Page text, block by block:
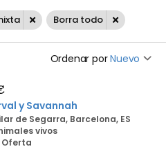
Borra todo
Ordenar porNuevo
y Savannah
de Segarra, Barcelona, ES
vivos
Oferta